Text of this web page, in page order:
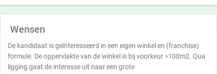
Wensen
De kandidaat is geïnteresseerd in een eigen winkel en (franchise)
formule. De oppervlakte van de winkel is bij voorkeur >100m2. Qua
ligging gaat de interesse uit naar een grote